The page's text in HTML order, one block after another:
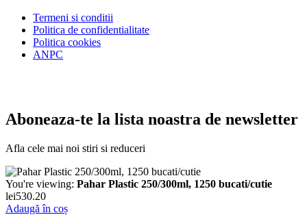
Termeni si conditii
Politica de confidentialitate
Politica cookies
ANPC
Aboneaza-te la lista noastra de newsletter
Afla cele mai noi stiri si reduceri
You're viewing: Pahar Plastic 250/300ml, 1250 bucati/cutie
lei530.20
Adaugă în coș